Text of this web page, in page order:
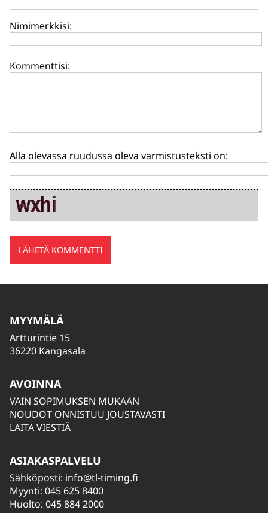
Nimimerkkisi:
Kommenttisi:
Alla olevassa ruudussa oleva varmistusteksti on:
MYYMÄLÄ
Artturintie 15
36220 Kangasala
AVOINNA
VAIN SOPIMUKSEN MUKAAN
NOUDOT ONNISTUU JOUSTAVASTI
LAITA VIESTIÄ
ASIAKASPALVELU
Sähköposti: info@tl-timing.fi
Myynti: 045 625 8400
Huolto: 045 884 2000